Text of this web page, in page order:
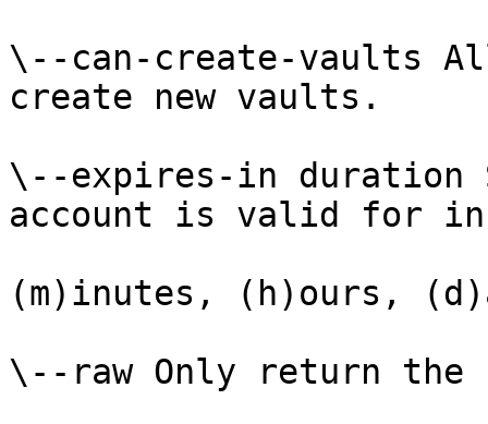
\--can-create-vaults
create new vaults.
\--expires-in duration
account is valid for in
(m)inutes, (h)ours,
\--raw Only return the